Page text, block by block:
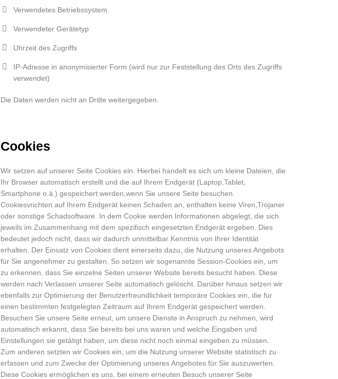
Verwendetes Betriebssystem
Verwendeter Gerätetyp
Uhrzeit des Zugriffs
IP-Adresse in anonymisierter Form (wird nur zur Feststellung des Orts des Zugriffs
verwendet)
Die Daten werden nicht an Dritte weitergegeben.
Cookies
Wir setzen auf unserer Seite Cookies ein. Hierbei handelt es sich um kleine Dateien, die
Ihr Browser automatisch erstellt und die auf Ihrem Endgerät (Laptop,Tablet,
Smartphone o.ä.) gespeichert werden,wenn Sie unsere Seite besuchen.
Cookiesvrichten auf Ihrem Endgerät keinen Schaden an, enthalten keine Viren,Trojaner
oder sonstige Schadsoftware. In dem Cookie werden Informationen abgelegt, die sich
jeweils im Zusammenhang mit dem spezifisch eingesetzten Endgerät ergeben. Dies
bedeutet jedoch nicht, dass wir dadurch unmittelbar Kenntnis von Ihrer Identität
erhalten. Der Einsatz von Cookies dient einerseits dazu, die Nutzung unseres Angebots
für Sie angenehmer zu gestalten. So setzen wir sogenannte Session-Cookies ein, um
zu erkennen, dass Sie einzelne Seiten unserer Website bereits besucht haben. Diese
werden nach Verlassen unserer Seite automatisch gelöscht. Darüber hinaus setzen wir
ebenfalls zur Optimierung der Benutzerfreundlichkeit temporäre Cookies ein, die für
einen bestimmten festgelegten Zeitraum auf Ihrem Endgerät gespeichert werden.
Besuchen Sie unsere Seite erneut, um unsere Dienste in Anspruch zu nehmen, wird
automatisch erkannt, dass Sie bereits bei uns waren und welche Eingaben und
Einstellungen sie getätigt haben, um diese nicht noch einmal eingeben zu müssen.
Zum anderen setzten wir Cookies ein, um die Nutzung unserer Website statistisch zu
erfassen und zum Zwecke der Optimierung unseres Angebotes für Sie auszuwerten.
Diese Cookies ermöglichen es uns, bei einem erneuten Besuch unserer Seite